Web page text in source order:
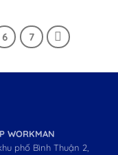
6 7
WORKMAN
phố Bình Thuận 2,